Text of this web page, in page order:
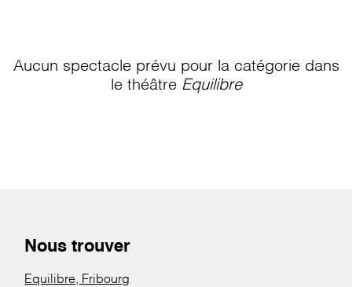
Aucun spectacle prévu pour la catégorie dans
le théâtre Equilibre
Nous trouver
Equilibre, Fribourg